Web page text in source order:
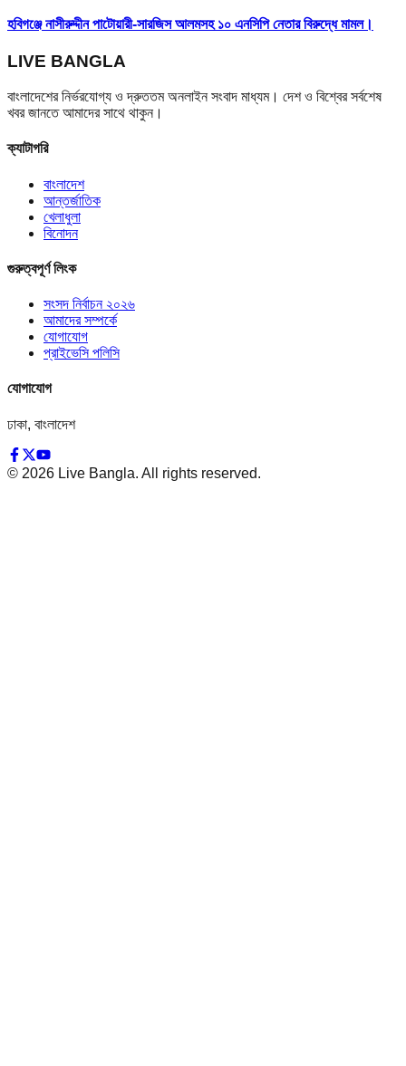
হবিগঞ্জে নাসীরুদ্দীন পাটোয়ারী-সারজিস আলমসহ ১০ এনসিপি নেতার বিরুদ্ধে মামল।
LIVE BANGLA
বাংলাদেশের নির্ভরযোগ্য ও দ্রুততম অনলাইন সংবাদ মাধ্যম। দেশ ও বিশ্বের সর্বশেষ
খবর জানতে আমাদের সাথে থাকুন।
ক্যাটাগরি
বাংলাদেশ
আন্তর্জাতিক
খেলাধুলা
বিনোদন
গুরুত্বপূর্ণ লিংক
সংসদ নির্বাচন ২০২৬
আমাদের সম্পর্কে
যোগাযোগ
প্রাইভেসি পলিসি
যোগাযোগ
ঢাকা, বাংলাদেশ
© 2026 Live Bangla. All rights reserved.